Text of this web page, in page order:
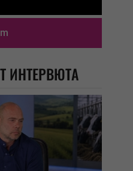
ИНТЕРВЮТА